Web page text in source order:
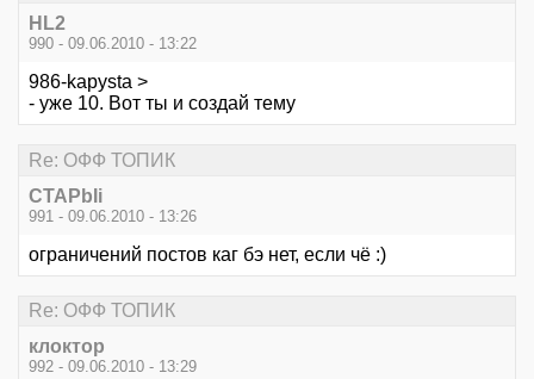
HL2
990 - 09.06.2010 - 13:22
986-kapysta >
- уже 10. Вот ты и создай тему
Re: ОФФ ТОПИК
CTAPbIi
991 - 09.06.2010 - 13:26
ограничений постов каг бэ нет, если чё :)
Re: ОФФ ТОПИК
клоктор
992 - 09.06.2010 - 13:29